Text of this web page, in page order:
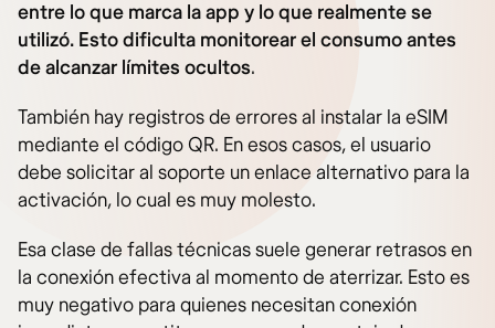
entre lo que marca la app y lo que realmente se
utilizó. Esto dificulta monitorear el consumo antes
de alcanzar límites ocultos.
También hay registros de errores al instalar la eSIM
mediante el código QR. En esos casos, el usuario
debe solicitar al soporte un enlace alternativo para la
activación, lo cual es muy molesto.
Esa clase de fallas técnicas suele generar retrasos en
la conexión efectiva al momento de aterrizar. Esto es
muy negativo para quienes necesitan conexión